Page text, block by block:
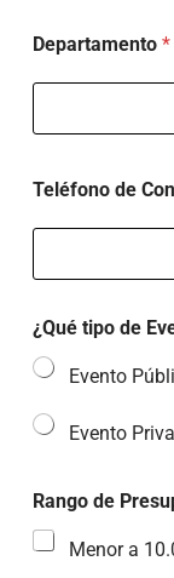
Departamento *
Teléfono de
¿Qué tipo de
Evento
Evento
Rango de
Menor a